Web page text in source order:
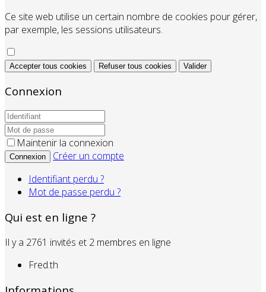
Ce site web utilise un certain nombre de cookies pour gérer,
par exemple, les sessions utilisateurs.
Accepter tous cookies Refuser tous cookies Valider
Connexion
Maintenir la connexion
Connexion
Créer un compte
Identifiant perdu ?
Mot de passe perdu ?
Qui est en ligne ?
Il y a 2761 invités et 2 membres en ligne
Fred.th